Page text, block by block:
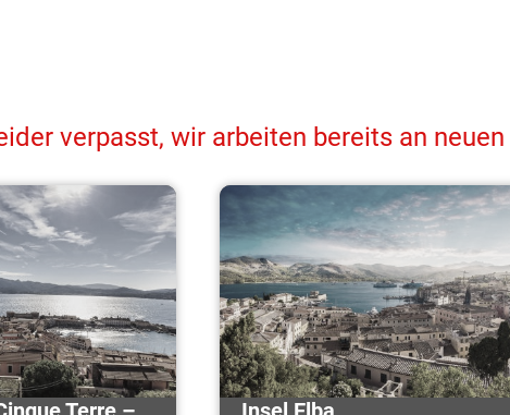
verpasst, wir arbeiten bereits an